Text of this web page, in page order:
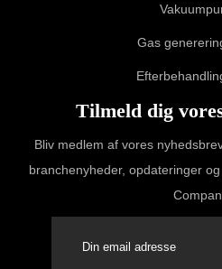
Gas
Tilmeld dig
Bliv medlem af vores
branchenyheder, opdateringer